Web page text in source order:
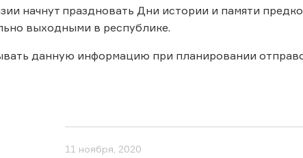
начнут праздновать Дни истории и памяти
выходными в республике.
данную информацию при планировании
11 ноября, 2020